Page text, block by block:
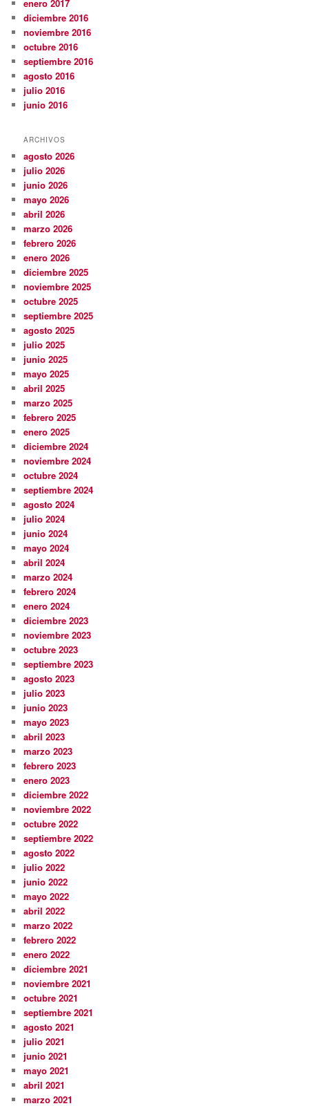
enero 2017
diciembre 2016
noviembre 2016
octubre 2016
septiembre 2016
agosto 2016
julio 2016
junio 2016
ARCHIVOS
agosto 2026
julio 2026
junio 2026
mayo 2026
abril 2026
marzo 2026
febrero 2026
enero 2026
diciembre 2025
noviembre 2025
octubre 2025
septiembre 2025
agosto 2025
julio 2025
junio 2025
mayo 2025
abril 2025
marzo 2025
febrero 2025
enero 2025
diciembre 2024
noviembre 2024
octubre 2024
septiembre 2024
agosto 2024
julio 2024
junio 2024
mayo 2024
abril 2024
marzo 2024
febrero 2024
enero 2024
diciembre 2023
noviembre 2023
octubre 2023
septiembre 2023
agosto 2023
julio 2023
junio 2023
mayo 2023
abril 2023
marzo 2023
febrero 2023
enero 2023
diciembre 2022
noviembre 2022
octubre 2022
septiembre 2022
agosto 2022
julio 2022
junio 2022
mayo 2022
abril 2022
marzo 2022
febrero 2022
enero 2022
diciembre 2021
noviembre 2021
octubre 2021
septiembre 2021
agosto 2021
julio 2021
junio 2021
mayo 2021
abril 2021
marzo 2021